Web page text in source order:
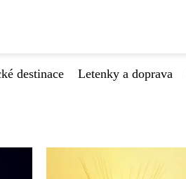
destinace Letenky a doprava